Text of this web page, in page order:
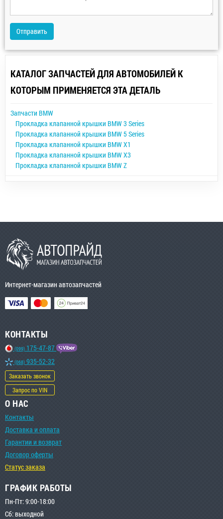
Отправить
КАТАЛОГ ЗАПЧАСТЕЙ ДЛЯ АВТОМОБИЛЕЙ К
КОТОРЫМ ПРИМЕНЯЕТСЯ ЭТА ДЕТАЛЬ
Запчасти BMW
Прокладка клапанной крышки BMW 3 Series
Прокладка клапанной крышки BMW 5 Series
Прокладка клапанной крышки BMW X1
Прокладка клапанной крышки BMW X3
Прокладка клапанной крышки BMW Z
Интернет-магазин автозапчастей
КОНТАКТЫ
(099) 175-47-87
(068) 935-52-32
Заказать звонок
Запрос по VIN
О НАС
Контакты
Доставка и оплата
Гарантии и возврат
Договор оферты
Статус заказа
ГРАФИК РАБОТЫ
Пн-Пт: 9:00-18:00
Сб: выходной